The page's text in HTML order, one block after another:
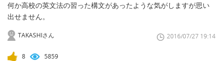
何か高校の英文法の習った構文があったような気がしますが思い
出せません。
TAKASHIさん 2016/07/27 19:14
8 5859